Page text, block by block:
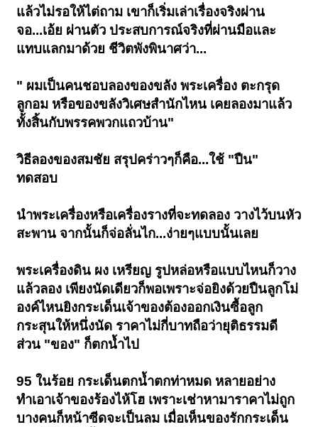
แล้วไม่รอให้ไต่ถาม เขาก็เริ่มเล่าเรื่องจริงผ่าน
จอ...เอ้ย ผ่านตัว ประสบการณ์จริงที่ผ่านมือและ
แทบแลกมาด้วย ชีวิตพังพินาศว่า...
" ผมเป็นคนชอบลองของขลัง พระเครื่อง ตะกรุด
ลูกอม หรือของขลังวิเศษสำนักไหน เคยลองมาแล้ว
ทั้งสิ้นกับพรรคพวกแถวบ้าน"
วิธีลองของสมชัย สรุปคร่าวๆก็คือ...ใช้ "ปืน"
ทดสอบ
นำพระเครื่องหรือเครื่องรางที่จะทดลอง วางไว้บนหัว
สะพาน จากนั้นก็จ่อลั่นไก...ง่ายๆแบบนั้นเลย
พระเครื่องดิน ผง เหรียญ รูปหล่อหรือแบบไหนก็วาง
แล้วลอง เพียงนัดเดียวก็พอเพราะจ่อยิงด้วยปืนลูกโม่
องค์ไหนยิงกระเด็นเจ้าของต้องออกเงินซื้อลูก
กระสุนให้หนึ่งนัด ราคาไม่กี่บาทถือว่ายุติธรรมดี
ส่วน "ของ" ก็ตกน้ำไป
95 ในร้อย กระเด็นตกน้ำตกท่าหมด หลายอย่าง
ทำเอาเจ้าของร้องไห้โฮ เพราะเช่าหามาราคาไม่ถูก
บางคนก็หน้าซีดจะเป็นลม เมื่อเห็นของรักกระเด็น